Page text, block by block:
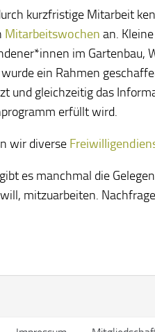
kurzfristige Mitarbeit
Mitarbeitswochen an.
im Gartenbau,
ein Rahmen
und gleichzeitig das
erfüllt wird.
wir diverse
es manchmal die
mitzuarbeiten.